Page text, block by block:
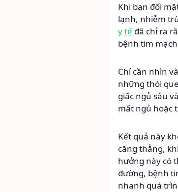
Khi bạn đối
lạnh, nhiễm
y tế đã chỉ ra
bệnh tim
Chỉ cần nhìn
những thói
giấc ngủ sâu
mất ngủ hoặc
Kết quả này
căng thẳng,
hưởng này có
đường, bệnh
nhanh quá